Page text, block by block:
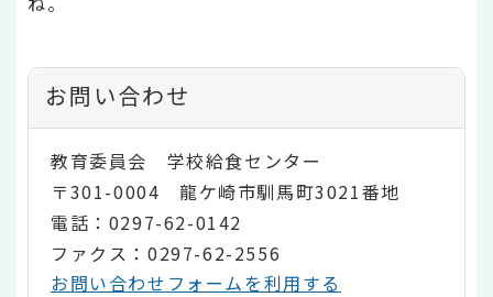
お問い合わせ
教育委員会 学校給食センター
〒301-0004 龍ケ崎市馴馬町3021番地
電話：0297-62-0142
ファクス：0297-62-2556
お問い合わせフォームを利用する